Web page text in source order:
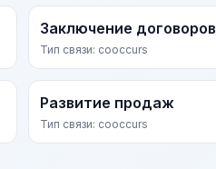
Заключение договоров
Тип связи: cooccurs
Развитие продаж
Тип связи: cooccurs